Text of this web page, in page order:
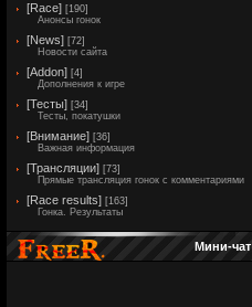
[Race] [190]
Анонсы гонок
[News] [72]
Новости сайта
[Addon] [4]
Дополнения к игре
[Тесты] [34]
Тесты, покатушки
[Внимание] [36]
Важная информация
[Трансляции] [73]
Прямые трансляция гонок с комментариями
[Race results] [163]
Гонка. Результаты
Мини-чат